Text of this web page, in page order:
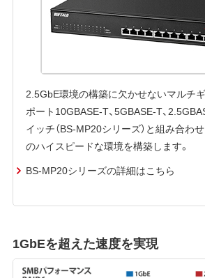
2.5GbE環境の構築に欠かせないマルチ
ポート10GBASE-T、5GBASE-T、
イッチ（BS-MP20シリーズ）と組み合わ
のハイスピードな環境を構築します。
BS-MP20シリーズの詳細はこちら
1GbEを超えた速度を実現